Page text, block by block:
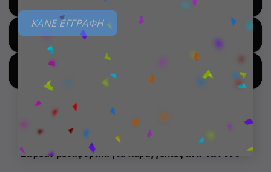
ΚΑΝΕ ΕΓΓΡΑΦΗ
SHOP FOR HOT DEALS
SHOP BY NEW ARRIVALS
Δωρεάν μεταφορικά για παραγγελίες άνω των 99€